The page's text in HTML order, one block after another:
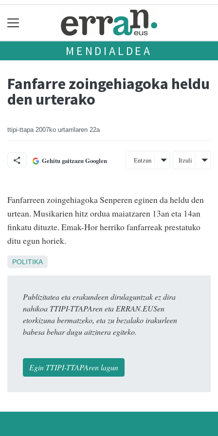
MENDIALDEA
Fanfarre zoingehiagoka heldu
den urterako
ttipi-ttapa 2007ko urtarrilaren 22a
Gehitu gaitzazu Googlen Entzun Itzuli
Fanfarreen zoingehiagoka Senperen eginen da heldu den
urtean. Musikarien hitz ordua maiatzaren 13an eta 14an
finkatu dituzte. Emak-Hor herriko fanfarreak prestatuko
ditu egun horiek.
POLITIKA
Publizitatea eta erakundeen dirulaguntzak ez dira
nahikoa TTIPI-TTAPAren eta ERRAN.EUSen
etorkizuna bermatzeko, eta zu bezalako irakurleen
babesa behar dugu aitzinera egiteko.
Egin TTIPI-TTAPAren lagun